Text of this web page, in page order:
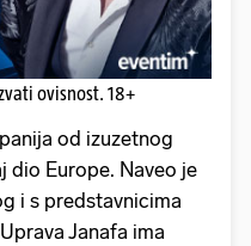
ovisnost. 18+
od izuzetnog
dio Europe. Naveo je
i s predstavnicima
Janafa ima